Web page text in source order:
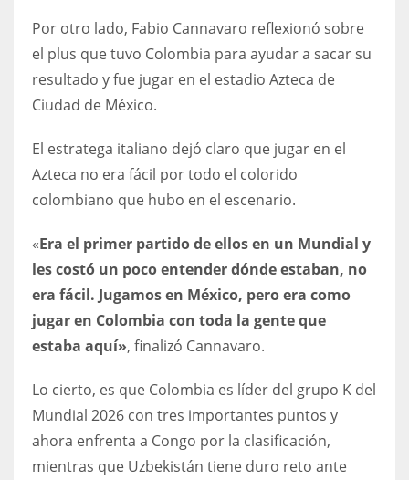
MIA
17
DAL
Por otro lado, Fabio Cannavaro reflexionó sobre
el plus que tuvo Colombia para ayudar a sacar su
resultado y fue jugar en el estadio Azteca de
Ciudad de México.
El estratega italiano dejó claro que jugar en el
Azteca no era fácil por todo el colorido
colombiano que hubo en el escenario.
«Era el primer partido de ellos en un Mundial y
les costó un poco entender dónde estaban, no
era fácil. Jugamos en México, pero era como
jugar en Colombia con toda la gente que
estaba aquí», finalizó Cannavaro.
Lo cierto, es que Colombia es líder del grupo K del
Mundial 2026 con tres importantes puntos y
ahora enfrenta a Congo por la clasificación,
mientras que Uzbekistán tiene duro reto ante